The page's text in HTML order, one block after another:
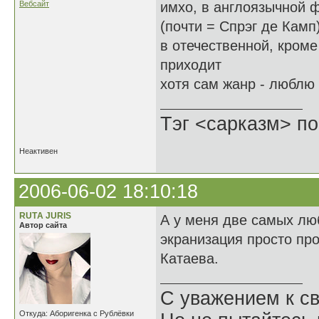
Вебсайт
имхо, в англоязычной
(почти = Спрэг де
в отечественной,
приходит
хотя сам жанр - люблю
Тэг <сарказм>
Неактивен
2006-06-02 18:10:18
RUTА JURIS
Автор сайта
Откуда: Аборигенка с Рублёвки
А у меня две самых
экранизация просто
Катаева.
С уважением к